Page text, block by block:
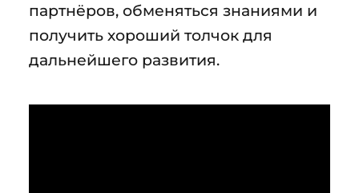
партнёров, обменяться знаниями и
получить хороший толчок для
дальнейшего развития.